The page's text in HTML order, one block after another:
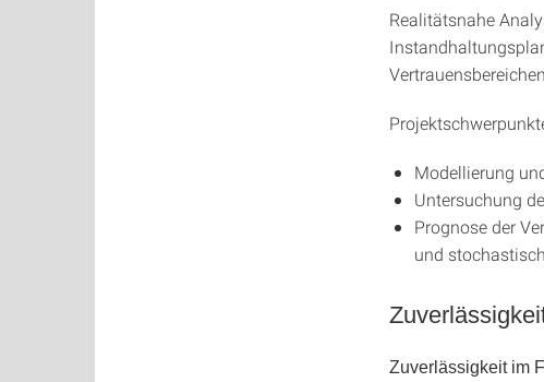
Realitätsnahe
Vertrauensbereichen.
Modellierung
Untersuchung
Prognose der
und
Zuverlässigkeit im